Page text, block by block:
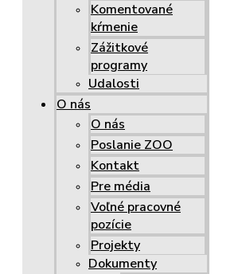
Komentované
kŕmenie
Zážitkové
programy
Udalosti
O nás
O nás
Poslanie ZOO
Kontakt
Pre média
Voľné pracovné
pozície
Projekty
Dokumenty